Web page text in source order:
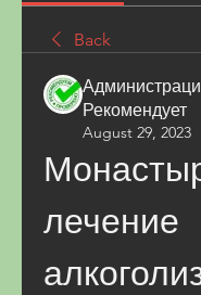
Back
Рекомендует
August 29, 2023
лечение